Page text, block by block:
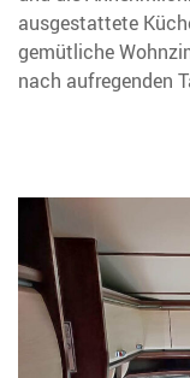
ausgestattete
gemütliche
nach aufregenden